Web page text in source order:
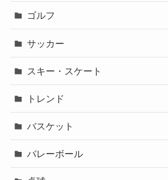
ゴルフ
サッカー
スキー・スケート
トレンド
バスケット
バレーボール